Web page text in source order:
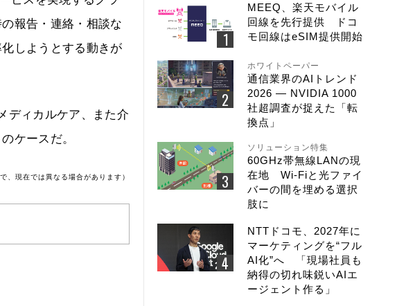
報告・連絡・相談な
しようとする動きが
ディカルケア、また介
ケースだ。
、現在では異なる場合があります）
MEEQ、楽天モバイル
回線を先行提供 ドコ
モ回線はeSIM提供開始
ホワイトペーパー
通信業界のAIトレンド
2026 ― NVIDIA 1000
社超調査が捉えた「転
換点」
ソリューション特集
60GHz帯無線LANの現
在地 Wi-Fiと光ファイ
バーの間を埋める選択
肢に
NTTドコモ、2027年に
マーケティングを“フル
AI化”へ 「現場社員も
納得の切れ味鋭いAIエ
ージェント作る」